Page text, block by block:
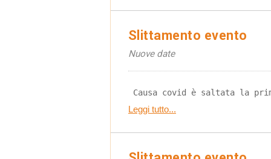
Slittamento evento
Nuove date
Causa covid è saltata la
Leggi tutto...